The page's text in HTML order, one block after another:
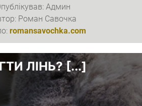
Админ
Роман Савочка
romansavochka.com